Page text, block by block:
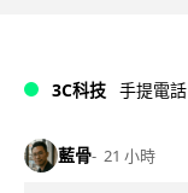
3C科技 手提電話
藍骨 21 小時